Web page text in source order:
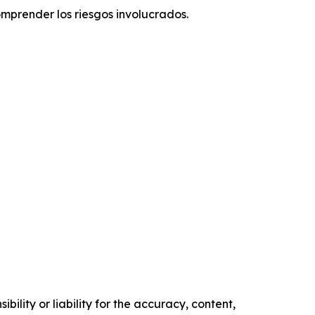
los riesgos involucrados.
or liability for the accuracy, content,